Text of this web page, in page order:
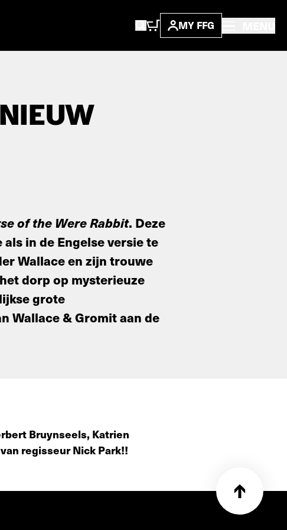
MY FFG
of the Were Rabbit. Deze
in de Engelse versie te
Wallace en zijn trouwe
dorp op mysterieuze
grote
Wallace & Gromit aan de
Bruynseels, Katrien
regisseur Nick Park!!